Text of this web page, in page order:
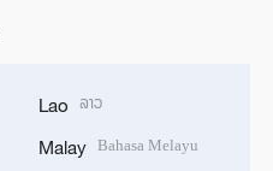
Lao ລາວ
Malay Bahasa Melayu